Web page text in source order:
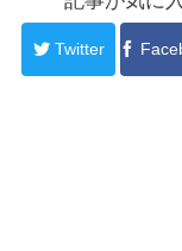
Twitter